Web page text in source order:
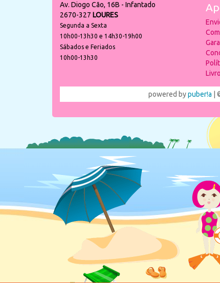
Av. Diogo Cão, 16B - Infantado
2670-327 LOURES
Segunda a Sexta
10h00-13h30 e 14h30-19h00
Sábados e Feriados
10h00-13h30
powered bypuber!a |